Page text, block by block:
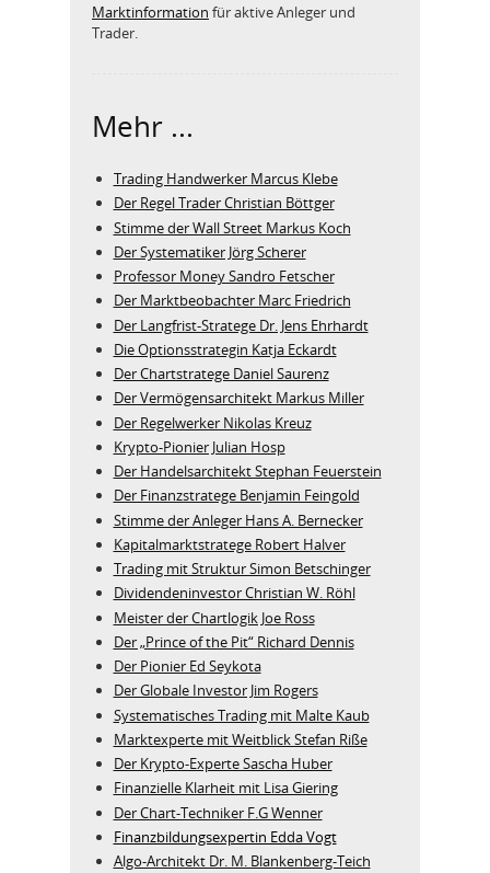
Marktinformation für aktive Anleger und
Trader.
Mehr ...
Trading Handwerker Marcus Klebe
Der Regel Trader Christian Böttger
Stimme der Wall Street Markus Koch
Der Systematiker Jörg Scherer
Professor Money Sandro Fetscher
Der Marktbeobachter Marc Friedrich
Der Langfrist-Stratege Dr. Jens Ehrhardt
Die Optionsstrategin Katja Eckardt
Der Chartstratege Daniel Saurenz
Der Vermögensarchitekt Markus Miller
Der Regelwerker Nikolas Kreuz
Krypto-Pionier Julian Hosp
Der Handelsarchitekt Stephan Feuerstein
Der Finanzstratege Benjamin Feingold
Stimme der Anleger Hans A. Bernecker
Kapitalmarktstratege Robert Halver
Trading mit Struktur Simon Betschinger
Dividendeninvestor Christian W. Röhl
Meister der Chartlogik Joe Ross
Der „Prince of the Pit“ Richard Dennis
Der Pionier Ed Seykota
Der Globale Investor Jim Rogers
Systematisches Trading mit Malte Kaub
Marktexperte mit Weitblick Stefan Riße
Der Krypto-Experte Sascha Huber
Finanzielle Klarheit mit Lisa Giering
Der Chart-Techniker F.G Wenner
Finanzbildungsexpertin Edda Vogt
Algo‑Architekt Dr. M. Blankenberg‑Teich